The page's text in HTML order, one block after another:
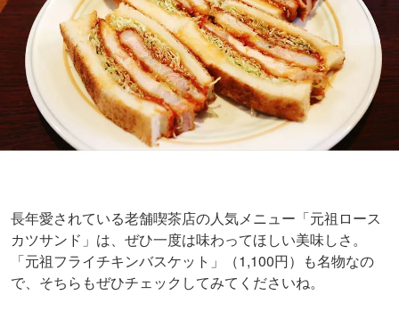
長年愛されている老舗喫茶店の人気メニュー「元祖ロース
カツサンド」は、ぜひ一度は味わってほしい美味しさ。
「元祖フライチキンバスケット」（1,100円）も名物なの
で、そちらもぜひチェックしてみてくださいね。